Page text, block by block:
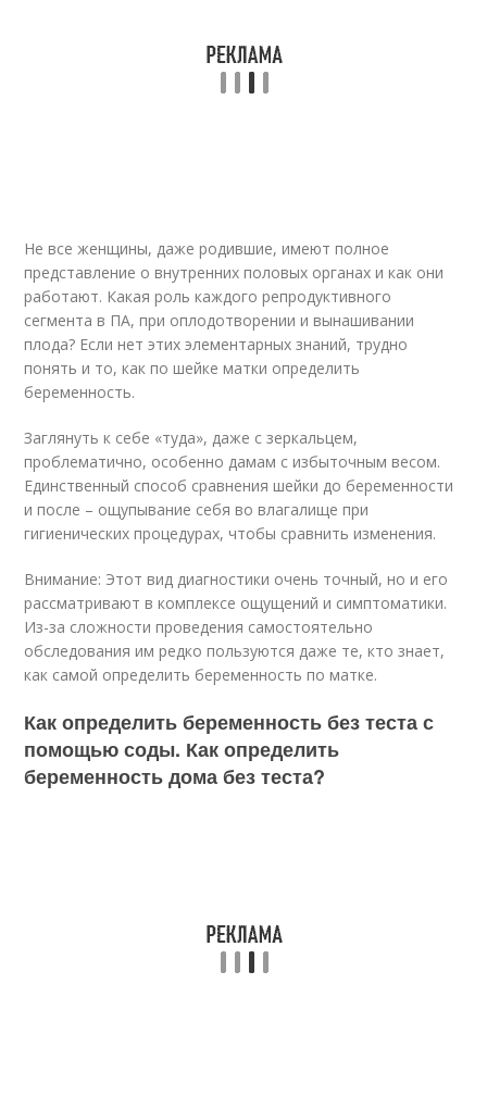
Не все женщины, даже родившие, имеют полное
представление о внутренних половых органах и как они
работают. Какая роль каждого репродуктивного
сегмента в ПА, при оплодотворении и вынашивании
плода? Если нет этих элементарных знаний, трудно
понять и то, как по шейке матки определить
беременность.
Заглянуть к себе «туда», даже с зеркальцем,
проблематично, особенно дамам с избыточным весом.
Единственный способ сравнения шейки до беременности
и после – ощупывание себя во влагалище при
гигиенических процедурах, чтобы сравнить изменения.
Внимание: Этот вид диагностики очень точный, но и его
рассматривают в комплексе ощущений и симптоматики.
Из-за сложности проведения самостоятельно
обследования им редко пользуются даже те, кто знает,
как самой определить беременность по матке.
Как определить беременность без теста с
помощью соды. Как определить
беременность дома без теста?